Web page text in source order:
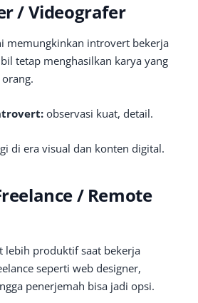
/ Videografer
memungkinkan introvert bekerja
tetap menghasilkan karya yang
observasi kuat, detail.
di era visual dan konten digital.
/ Remote
lebih produktif saat bekerja
seperti web designer,
penerjemah bisa jadi opsi.